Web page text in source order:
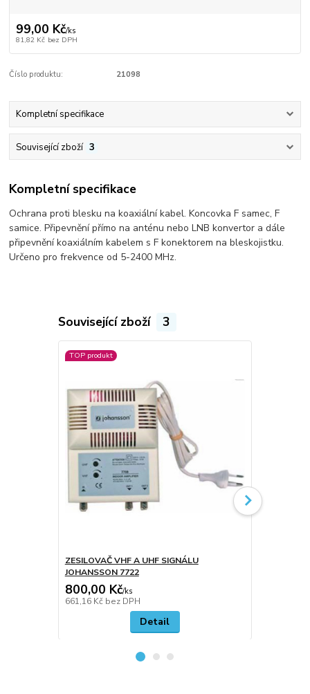
99,00 Kč/ks
81,82 Kč bez DPH
Číslo produktu: 21098
Kompletní specifikace
Související zboží 3
Kompletní specifikace
Ochrana proti blesku na koaxiální kabel. Koncovka F samec, F
samice. Připevnění přímo na anténu nebo LNB konvertor a dále
připevnění koaxiálním kabelem s F konektorem na bleskojistku.
Určeno pro frekvence od 5-2400 MHz.
Související zboží 3
TOP produkt
ZESILOVAČ VHF A UHF SIGNÁLU
JOHANSSON 7722
800,00 Kč/ks
661,16 Kč bez DPH
Detail